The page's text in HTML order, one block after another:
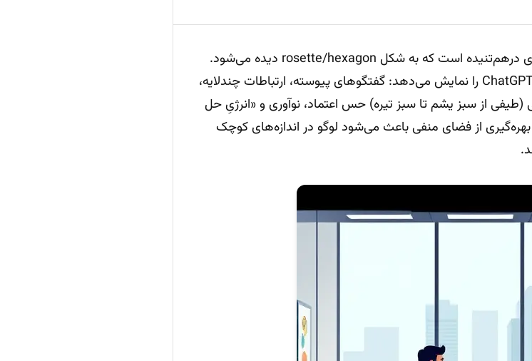
لوگو ChatGPT یک «گره هندسی» با شش بازوی درهم‌تنیده است که به شکل rosette/hexagon دیده می‌شود.
این فرم مینیمال و مدولار، فلسفه طراحی برند ChatGPT را نمایش می‌دهد: گفتگوهای پیوسته، ارتباطات چندلایه،
(طیفی از سبز یشم تا سبز تیره) حس اعتماد، نوآوری و «انرژیِ حل
از فضای منفی باعث می‌شود لوگو در اندازه‌های کوچک